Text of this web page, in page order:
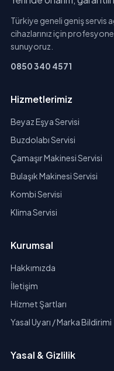
Türkiye geneli geniş servis
cihazlarınız için
sunuyoruz.
0850 340 4571
Hizmetlerimiz
Beyaz Eşya Servisi
Buzdolabı Servisi
Çamaşır Makinesi Servisi
Bulaşık Makinesi Servisi
Kombi Servisi
Klima Servisi
Kurumsal
Hakkımızda
İletişim
Hizmet Şartları
Yasal Uyarı / Marka Bildirimi
Yasal & Gizlilik